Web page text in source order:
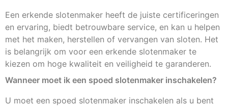
Een erkende slotenmaker heeft de juiste certificeringen
en ervaring, biedt betrouwbare service, en kan u helpen
met het maken, herstellen of vervangen van sloten. Het
is belangrijk om voor een erkende slotenmaker te
kiezen om hoge kwaliteit en veiligheid te garanderen.
Wanneer moet ik een spoed slotenmaker inschakelen?
U moet een spoed slotenmaker inschakelen als u bent